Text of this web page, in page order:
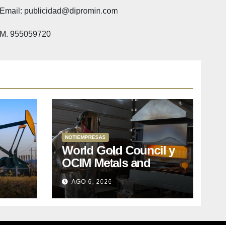
Email: publicidad@dipromin.com
M. 955059720
NOTIEMPRESAS
World Gold Council y
OCIM Metals and
Mining SA se asocian
para impulsar acciones
colectivas en favor de
AGO 6, 2026